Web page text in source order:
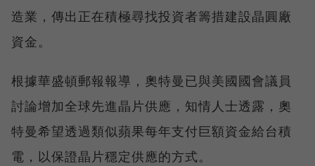
造業，傳出正在積極尋找投資者籌措建設晶圓廠
資金。
根據華盛頓郵報報導，奧特曼已與美國國會議員
討論增加全球先進晶片供應，知情人士透露，奧
特曼希望透過類似蘋果每年支付巨額資金給台積
電，以保證晶片穩定供應的方式。